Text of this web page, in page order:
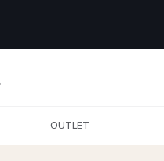
OUTLET